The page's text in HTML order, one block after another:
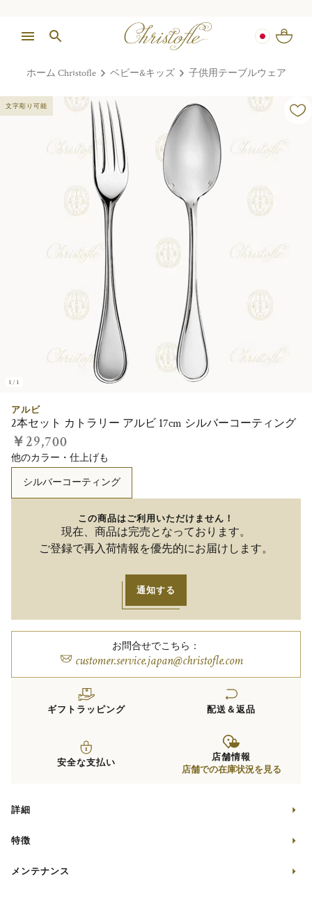
ホーム Christofle ベビー&キッズ 子供用テーブルウェア
1/1
文字彫り可能
アルビ
2本セット カトラリー アルビ 17cm シルバーコーティング
￥29,700
他のカラー・仕上げも
シルバーコーティング
この商品はご利用いただけません！
現在、商品は完売となっております。
ご登録で再入荷情報を優先的にお届けします。
通知する
お問合せでこちら：
customer.service.japan@christofle.com
ギフトラッピング 配送＆返品
安全な支払い 店舗情報
店舗での在庫状況を見る
詳細
特徴
メンテナンス